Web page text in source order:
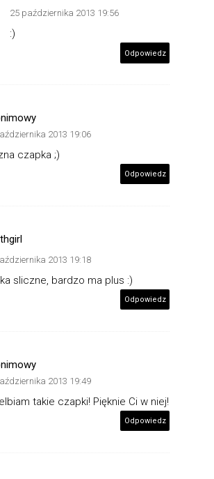
25 października 2013 19:56
:)
Odpowiedz
2013 19:06
czapka ;)
Odpowiedz
2013 19:18
sliczne, bardzo ma plus :)
Odpowiedz
2013 19:49
takie czapki! Pięknie Ci w niej!
Odpowiedz